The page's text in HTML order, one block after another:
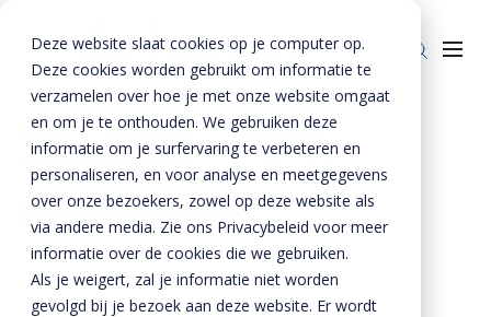
Deze website slaat cookies op je computer op.
Deze cookies worden gebruikt om informatie te
verzamelen over hoe je met onze website omgaat
en om je te onthouden. We gebruiken deze
informatie om je surfervaring te verbeteren en
personaliseren, en voor analyse en meetgegevens
over onze bezoekers, zowel op deze website als
via andere media. Zie ons Privacybeleid voor meer
informatie over de cookies die we gebruiken.
Als je weigert, zal je informatie niet worden
gevolgd bij je bezoek aan deze website. Er wordt
Producten
Riolering
Bestrating
Oplossingen
BTE Groep
Onze verhalen
Home »Producten » Bestrating »
Overige bestrating
Boomkransen
Boomkransen